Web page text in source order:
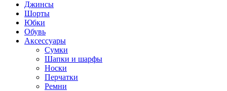
Джинсы
Шорты
Юбки
Обувь
Аксессуары
Сумки
Шапки и шарфы
Носки
Перчатки
Ремни